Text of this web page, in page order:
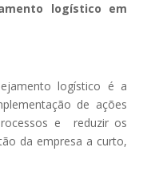
logístico em
logístico é a
de ações
e reduzir os
da empresa a curto,